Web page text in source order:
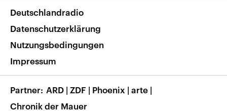
Nachrichten App
Frequenzen
Veranstaltungen
Musikliste
RSS
Barrierefreiheit
Deutschlandradio
Datenschutzerklärung
Nutzungsbedingungen
Impressum
Partner ARD | ZDF | Phoenix | arte |
Chronik der Mauer